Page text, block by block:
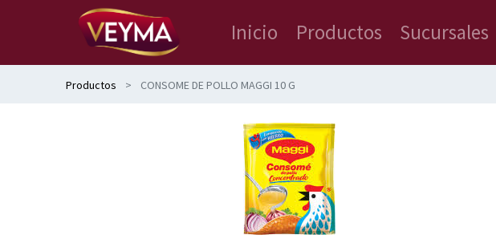
Inicio Productos Sucursales
Productos CONSOME DE POLLO MAGGI 10 G